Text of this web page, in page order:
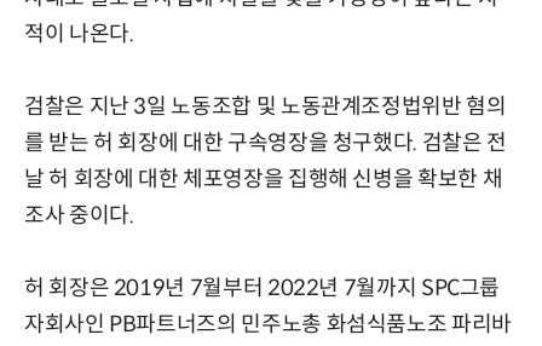
적이 나온다.
검찰은 지난 3일 노동조합 및 노동관계조정법위반 혐의
를 받는 허 회장에 대한 구속영장을 청구했다. 검찰은 전
날 허 회장에 대한 체포영장을 집행해 신병을 확보한 채
조사 중이다.
허 회장은 2019년 7월부터 2022년 7월까지 SPC그룹
자회사인 PB파트너즈의 민주노총 화섬식품노조 파리바